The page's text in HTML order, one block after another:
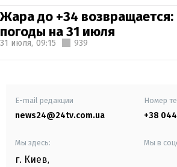
Жара до +34 возвращается:
погоды на 31 июля
31 июля, 09:15 939
E-mail редакции
news24@24tv.com.ua
Номер
+38
Мы здесь:
г. Киев,
Мы в